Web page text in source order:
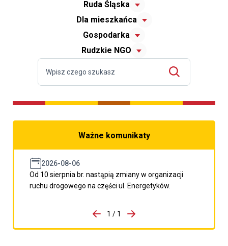
Ruda Śląska
Dla mieszkańca
Gospodarka
Rudzkie NGO
Ważne komunikaty
2026-08-06
Od 10 sierpnia br. nastąpią zmiany w organizacji
ruchu drogowego na części ul. Energetyków.
porzpedniego komunikatu
1 / 1
Przejdź do następnego